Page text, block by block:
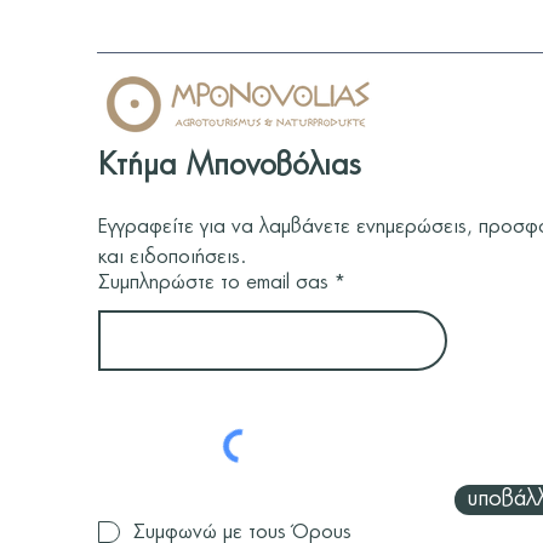
Κτήμα Μπονοβόλιας
Εγγραφείτε για να λαμβάνετε ενημερώσεις,
και ειδοποιήσεις.
Συμπληρώστε το email σας
Συμφωνώ με τους Όρους